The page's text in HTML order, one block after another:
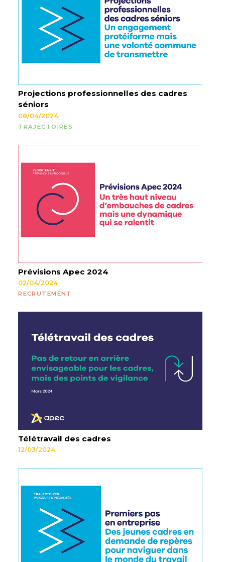
Projections professionnelles des cadres
séniors
08/04/2024
TRAJECTOIRES
Prévisions Apec 2024
02/04/2024
RECRUTEMENT
Télétravail des cadres
12/03/2024